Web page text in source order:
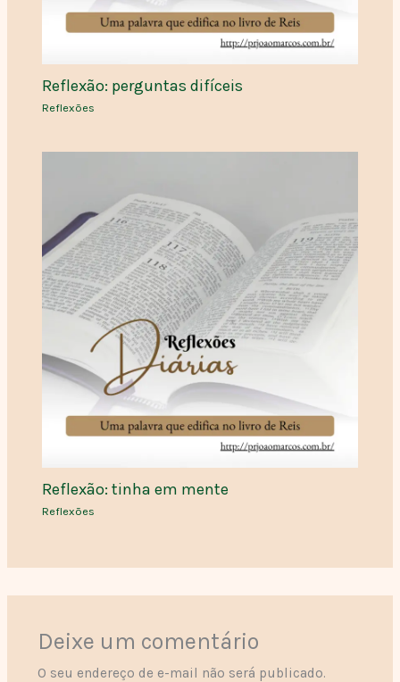
Reflexão: perguntas difíceis
Reflexões
Reflexão: tinha em mente
Reflexões
Deixe um comentário
O seu endereço de e-mail não será publicado.